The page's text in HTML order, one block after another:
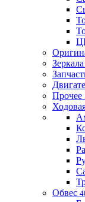
Зеркала
Прочее
Обвес